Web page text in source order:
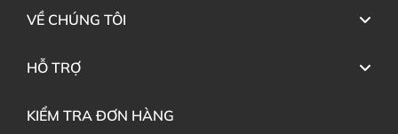
VỀ CHÚNG TÔI
HỖ TRỢ
KIỂM TRA ĐƠN HÀNG